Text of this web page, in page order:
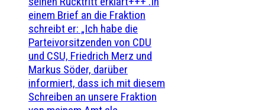
einem Brief an die Fraktion
schreibt er: „Ich habe die
Parteivorsitzenden von CDU
und CSU, Friedrich Merz und
Markus Söder, darüber
informiert, dass ich mit diesem
Schreiben an unsere Fraktion